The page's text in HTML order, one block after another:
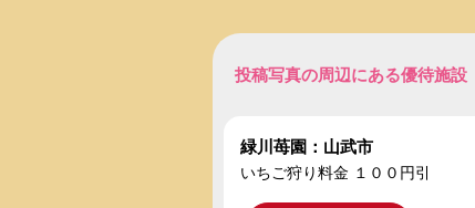
投稿写真の周辺にある優待施設
緑川苺園：山武市
いちご狩り料金 １００円引